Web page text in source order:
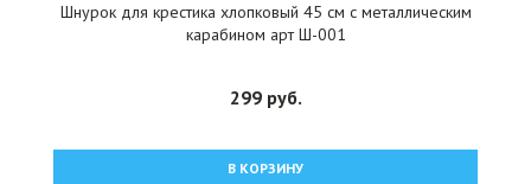
Шнурок для крестика хлопковый 45 см с металлическим
карабином арт Ш-001
299 руб.
В КОРЗИНУ